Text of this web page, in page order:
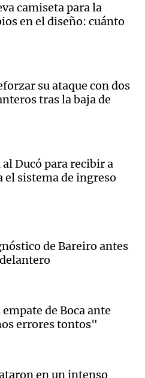
camiseta para la
en el diseño: cuánto
su ataque con dos
tras la baja de
Ducó para recibir a
el sistema de ingreso
de Bareiro antes
de Boca ante
errores tontos"
en un intenso